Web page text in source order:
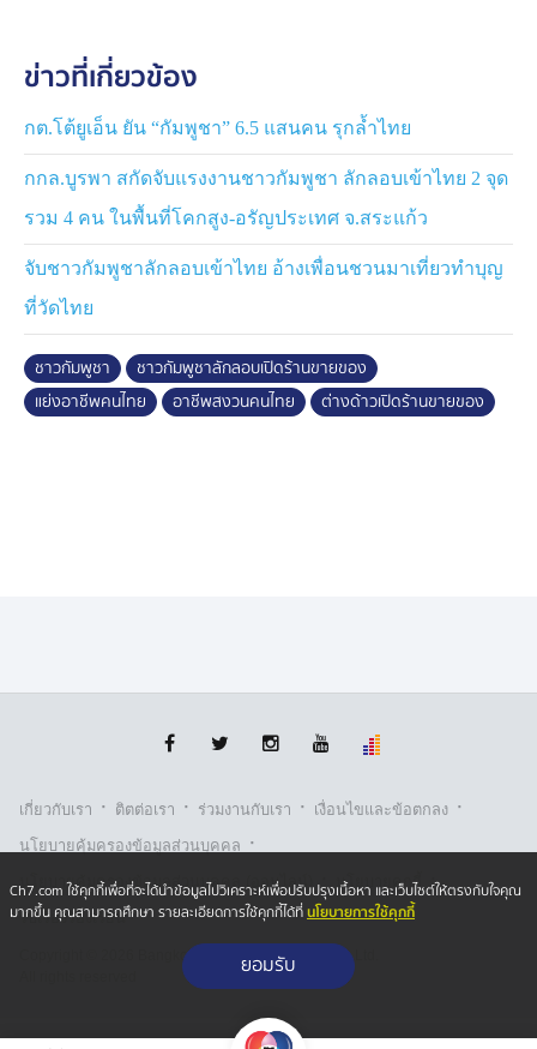
บ่อยครั้งนานกว่า 10 ปี บอกว่าตนเองซื้อไปรับประทานก็ไม่
ว่า แม่ค้านิสัยไม่ดี หรือใช้คำหยาบ ก็ไม่เป็นความจริง
เพราะจริง ๆ แล้ว แม่ค้าอัธยาศัยดี ยิ้มแย้มแจ่มใส และเป็น
มิตรกับทุกคน
เบื้องต้น สภ.บางใหญ่ ชี้แจงว่า คดีนี้พนักงานสอบสวน แจ้ง
ข้อหาความผิดตามพระราชบัญญัติการประกอบธุรกิจของ
คนต่างด้าว ซึ่งคุมตัวส่งฟ้องศาลแขวงนนทบุรีแล้ว เมื่อวานนี้
ทราบว่าหลังจากนี้จะผลักดันออกนอกประเทศ และติดแบล็ค
ลิส ห้ามเข้าประเทศไทย 2 ปี
ข่าวที่เกี่ยวข้อง
กต.โต้ยูเอ็น ยัน “กัมพูชา” 6.5 แสนคน รุกล้ำไทย
กกล.บูรพา สกัดจับแรงงานชาวกัมพูชา ลักลอบเข้าไทย 2 จุด
รวม 4 คน ในพื้นที่โคกสูง-อรัญประเทศ จ.สระแก้ว
จับชาวกัมพูชาลักลอบเข้าไทย อ้างเพื่อนชวนมาเที่ยวทำบุญ
ที่วัดไทย
ชาวกัมพูชา
ชาวกัมพูชาลักลอบเปิดร้านขายของ
แย่งอาชีพคนไทย
อาชีพสงวนคนไทย ต่างด้าวเปิดร้านขายของ
เกี่ยวกับเรา · ติตต่อเรา · ร่วมงานกับเรา · เงื่อนไขและข้อตกลง ·
นโยบายคุ้มครองข้อมูลส่วนบุคคล ·
นโยบายคุ้มครองข้อมูลส่วนบุคคล (ออนไลน์) · นโยบายคุกกี้ ·
รับเรื่องร้องเรียน
Copyright © 2026 Bangkok Broadcasting & T.V. Co.,Ltd.
Ch7.com ใช้คุกกี้เพื่อที่จะได้นำข้อมูลไปวิเคราะห์เพื่อปรับปรุงเนื้อหา และเว็บไซต์ให้ตรงกับใจคุณ
มากขึ้น คุณสามารถศึกษา รายละเอียดการใช้คุกกี้ได้ที่นโยบายการใช้คุกกี้
ยอมรับ